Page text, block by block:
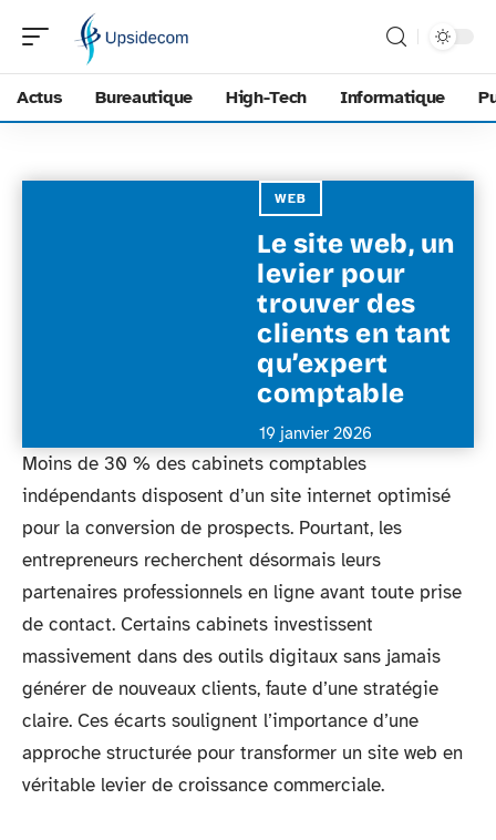
Actus Bureautique High-Tech Informatique
WEB
Le site web, un
levier pour
trouver des
clients en tant
qu’expert
comptable
19 janvier 2026
Moins de 30 % des cabinets comptables
indépendants disposent d’un site internet optimisé
pour la conversion de prospects. Pourtant, les
entrepreneurs recherchent désormais leurs
partenaires professionnels en ligne avant toute prise
de contact. Certains cabinets investissent
massivement dans des outils digitaux sans jamais
générer de nouveaux clients, faute d’une stratégie
claire. Ces écarts soulignent l’importance d’une
approche structurée pour transformer un site web en
véritable levier de croissance commerciale.